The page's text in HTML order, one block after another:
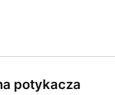
potykacza